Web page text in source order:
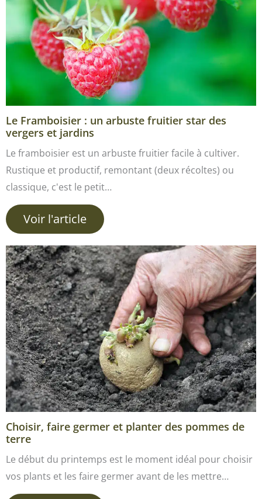
Le Framboisier : un arbuste fruitier star des
vergers et jardins
Le framboisier est un arbuste fruitier facile à cultiver.
Rustique et productif, remontant (deux récoltes) ou
classique, c'est le petit…
Voir l'article
Choisir, faire germer et planter des pommes de
terre
Le début du printemps est le moment idéal pour choisir
vos plants et les faire germer avant de les mettre…